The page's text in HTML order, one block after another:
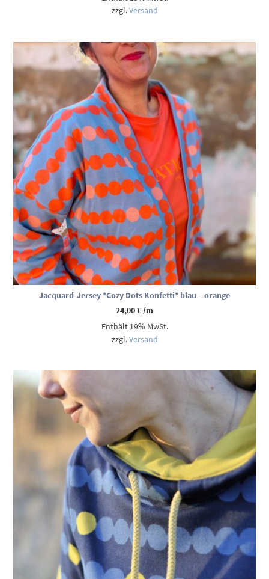
zzgl.Versand
Jacquard-Jersey *Cozy Dots Konfetti* blau – orange
24,00€ /m
Enthält 19% MwSt.
zzgl.Versand